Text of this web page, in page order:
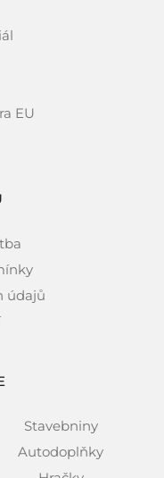
EU
údajů
Stavebniny
Autodoplňky